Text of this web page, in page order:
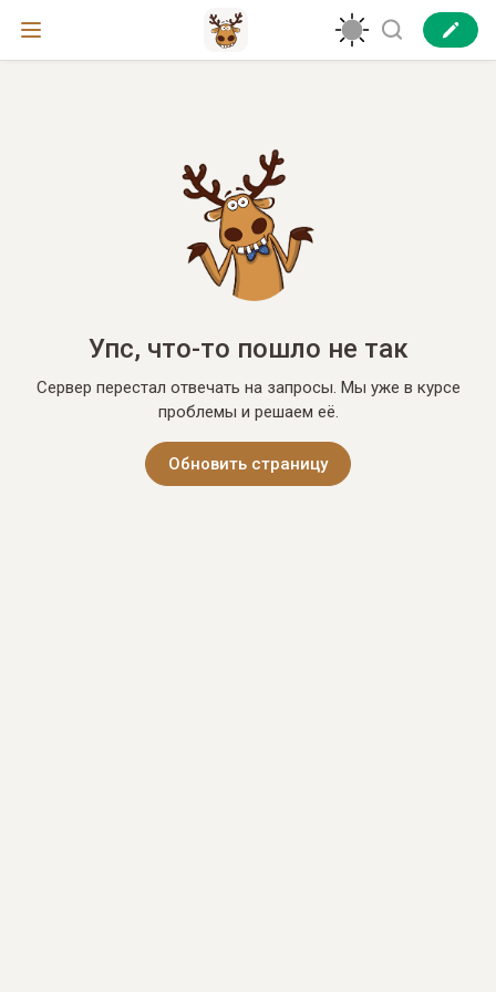
Упс, что-то пошло не так
Сервер перестал отвечать на запросы. Мы уже в курсе
проблемы и решаем её.
Обновить страницу